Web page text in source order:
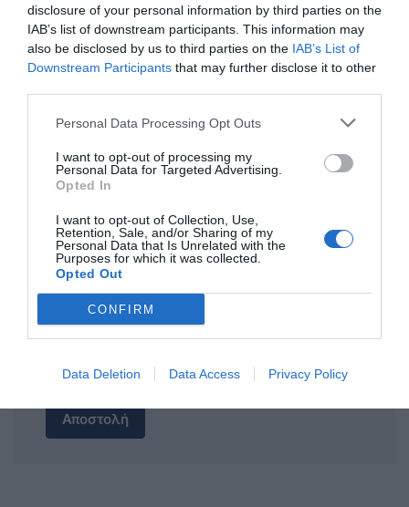
disclosure of your personal information by third parties on the
IAB’s list of downstream participants. This information may
also be disclosed by us to third parties on the IAB’s List of
Downstream Participants that may further disclose it to other
Personal Data Processing Opt Outs
I want to opt-out of processing my
Personal Data for Targeted Advertising.
Opted In
I want to opt-out of Collection, Use,
Retention, Sale, and/or Sharing of my
Personal Data that Is Unrelated with the
Purposes for which it was collected.
Opted Out
CONFIRM
Data Deletion Data Access Privacy Policy
ΟΝΟΜΑ
ΣΧΟΛΙΟ
Αποστολή